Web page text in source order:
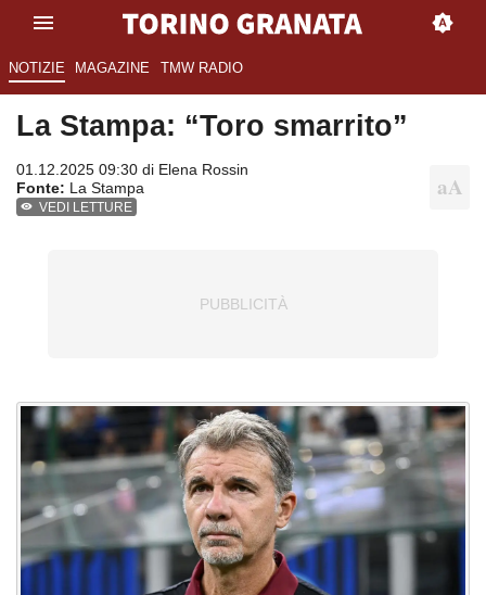
NOTIZIE MAGAZINE TMW RADIO
La Stampa: “Toro smarrito”
01.12.2025 09:30 di Elena Rossin
Fonte: La Stampa
VEDI LETTURE